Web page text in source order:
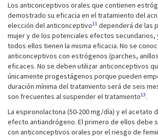
Los anticonceptivos orales que contienen
demostrado su eficacia en el tratamiento del
elección del anticonceptivo11 dependerá de las
mujer y de los potenciales efectos secundarios,
todos ellos tienen la misma eficacia. No se
anticonceptivos con estrógenos (parches,
eficaces. No se deben utilizar anticonceptivos
únicamente progestágenos porque pueden
duración mínima del tratamiento será de seis
son frecuentes al suspender el tratamiento13.
La espironolactona (50-200 mg/día) y el acetato
efecto antiandrógeno. El primero de ellos debe
con anticonceptivos orales por el riesgo de